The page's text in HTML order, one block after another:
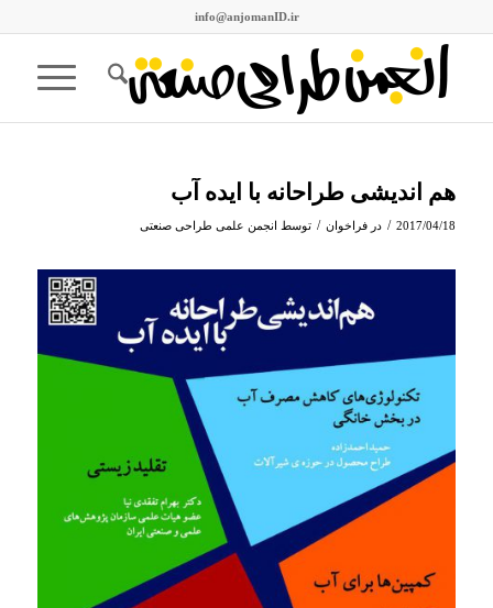
info@anjomanID.ir
هم اندیشی طراحانه با ایده آب
2017/04/18
/ در فراخوان / توسط انجمن علمی طراحی صنعتی